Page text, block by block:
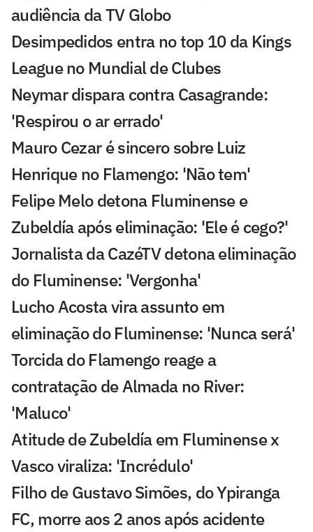
audiência da TV Globo
Desimpedidos entra no top 10 da Kings
League no Mundial de Clubes
Neymar dispara contra Casagrande:
'Respirou o ar errado'
Mauro Cezar é sincero sobre Luiz
Henrique no Flamengo: 'Não tem'
Felipe Melo detona Fluminense e
Zubeldía após eliminação: 'Ele é cego?'
Jornalista da CazéTV detona eliminação
do Fluminense: 'Vergonha'
Lucho Acosta vira assunto em
eliminação do Fluminense: 'Nunca será'
Torcida do Flamengo reage a
contratação de Almada no River:
'Maluco'
Atitude de Zubeldía em Fluminense x
Vasco viraliza: 'Incrédulo'
Filho de Gustavo Simões, do Ypiranga
FC, morre aos 2 anos após acidente